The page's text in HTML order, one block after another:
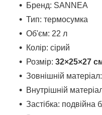
Бренд: SANNEA
Тип: термосумка
Об'єм: 22 л
Колір: сірий
Розмір: 32×25×27
Зовнішній
Внутрішній
Застібка: подвійна